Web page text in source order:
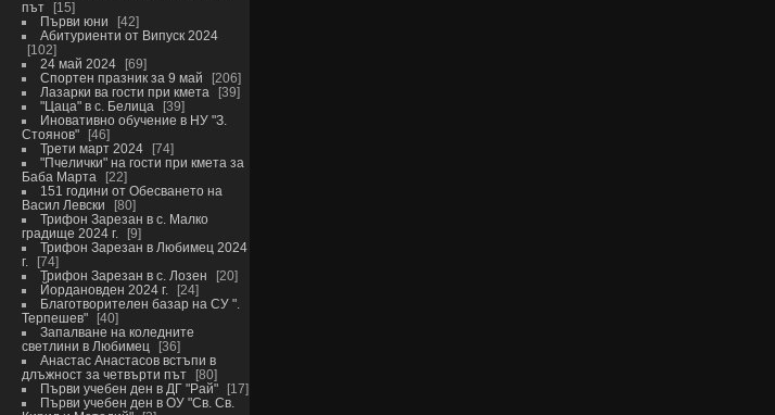
път
15
Първи юни
42
Абитуриенти от Випуск 2024
102
24 май 2024
69
Спортен празник за 9 май
206
Лазарки ва гости при кмета
39
"Цаца" в с. Белица
39
Иновативно обучение в НУ "З.
Стоянов"
46
Трети март 2024
74
"Пчелички" на гости при кмета за
Баба Марта
22
151 години от Обесването на
Васил Левски
80
Трифон Зарезан в с. Малко
градище 2024 г.
9
Трифон Зарезан в Любимец 2024
г.
74
Трифон Зарезан в с. Лозен
20
Йордановден 2024 г.
24
Благотворителен базар на СУ ".
Терпешев"
40
Запалване на коледните
светлини в Любимец
36
Анастас Анастасов встъпи в
длъжност за четвърти път
80
Първи учебен ден в ДГ "Рай"
17
Първи учебен ден в ОУ "Св. Св.